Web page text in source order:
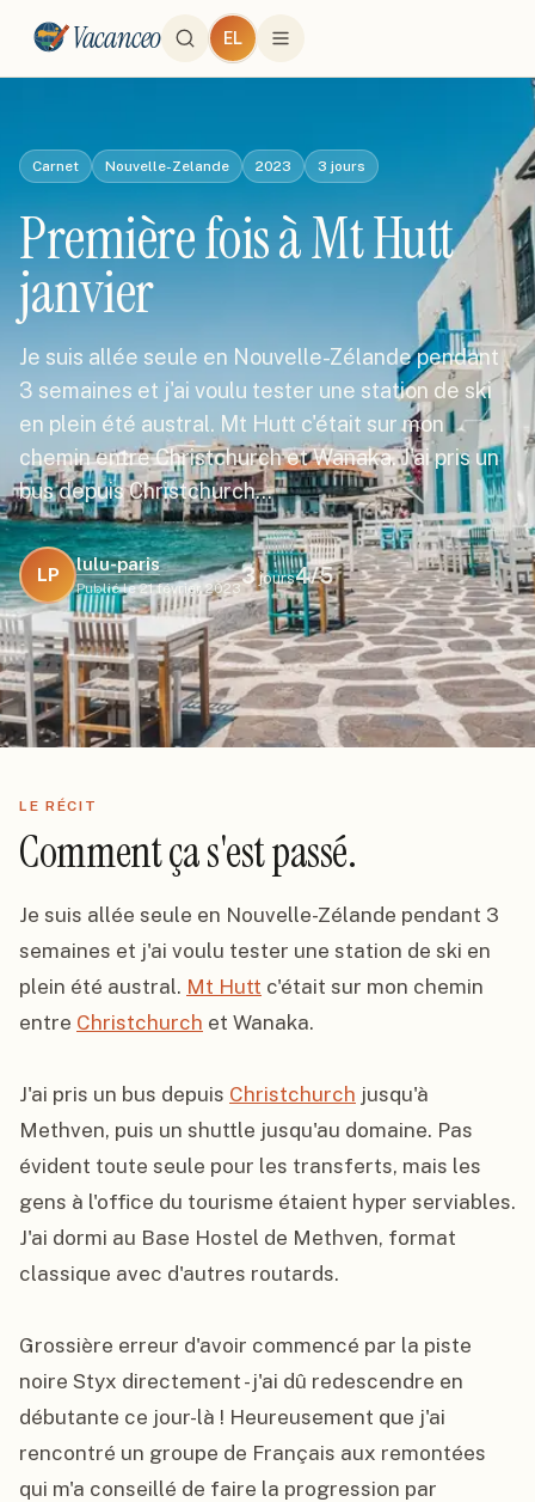
Vacanceo EL
Carnet Nouvelle-Zelande 2023 3 jours
Première fois à Mt Hutt
janvier
Je suis allée seule en Nouvelle-Zélande pendant
3 semaines et j'ai voulu tester une station de ski
en plein été austral. Mt Hutt c'était sur mon
chemin entre Christchurch et Wanaka. J'ai pris un
bus depuis Christchurch…
LP
lulu-paris
Publié le 21 février 2023
3jours4/5
LE RÉCIT
Comment ça s'est passé.
Je suis allée seule en Nouvelle-Zélande pendant 3
semaines et j'ai voulu tester une station de ski en
plein été austral. Mt Hutt c'était sur mon chemin
entre Christchurch et Wanaka.
J'ai pris un bus depuis Christchurch jusqu'à
Methven, puis un shuttle jusqu'au domaine. Pas
évident toute seule pour les transferts, mais les
gens à l'office du tourisme étaient hyper serviables.
J'ai dormi au Base Hostel de Methven, format
classique avec d'autres routards.
Grossière erreur d'avoir commencé par la piste
noire Styx directement - j'ai dû redescendre en
débutante ce jour-là ! Heureusement que j'ai
rencontré un groupe de Français aux remontées
qui m'a conseillé de faire la progression par